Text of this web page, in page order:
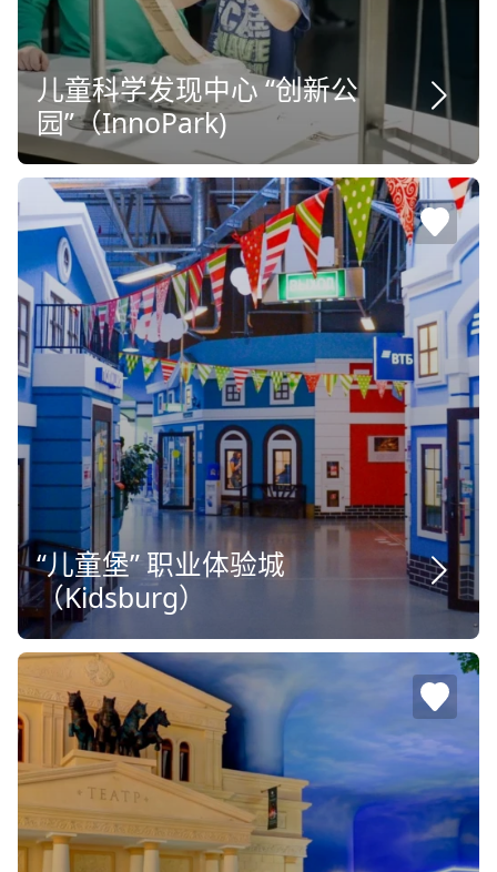
儿童科学发现中心 “创新公
园”（InnoPark)
“儿童堡” 职业体验城
（Kidsburg）